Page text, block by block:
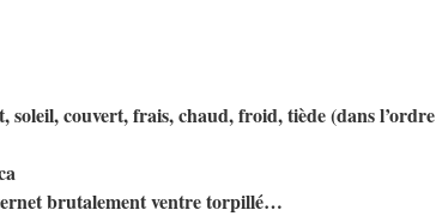
soleil, couvert, frais, chaud, froid, tiède (dans l’ordre
brutalement ventre torpillé…